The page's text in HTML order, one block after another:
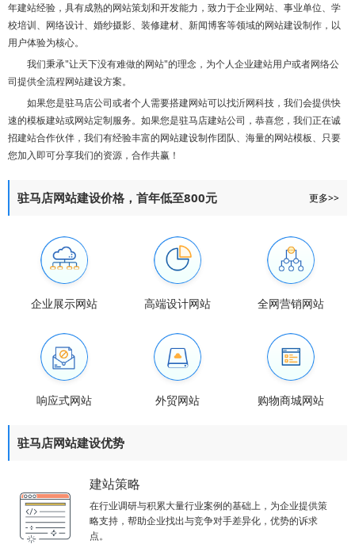
年建站经验，具有成熟的网站策划和开发能力，致力于企业网站、事业单位、学
校培训、网络设计、婚纱摄影、装修建材、新闻博客等领域的网站建设制作，以
用户体验为核心。
我们秉承"让天下没有难做的网站"的理念，为个人企业建站用户或者网络公
司提供全流程网站建设方案。
如果您是驻马店公司或者个人需要搭建网站可以找沂网科技，我们会提供快
速的模板建站或网站定制服务。如果您是驻马店建站公司，恭喜您，我们正在诚
招建站合作伙伴，我们有经验丰富的网站建设制作团队、海量的网站模板、只要
您加入即可分享我们的资源，合作共赢！
驻马店网站建设价格，首年低至800元 更多>>
企业展示网站 高端设计网站 全网营销网站
响应式网站 外贸网站 购物商城网站
驻马店网站建设优势
建站策略
在行业调研与积累大量行业案例的基础上，为企业提供策
略支持，帮助企业找出与竞争对手差异化，优势的诉求
点。